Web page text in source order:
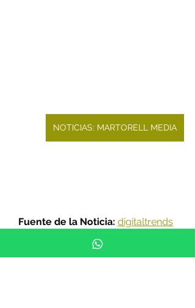
NOTICIAS: MARTORELL MEDIA
Fuente de la Noticia: digitaltrends